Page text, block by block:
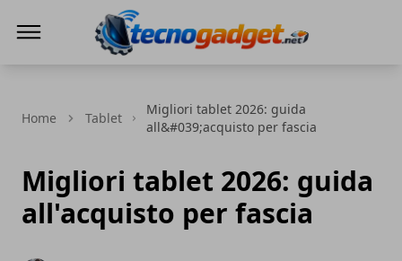
Home Tablet
Migliori tablet 2026: guida
all&#039;acquisto per fascia
Migliori tablet 2026: guida
all'acquisto per fascia